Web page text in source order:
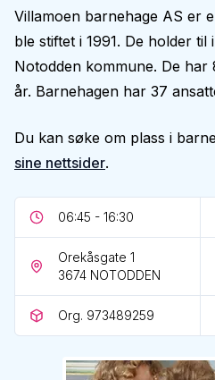
Villamoen barnehage AS er
ble stiftet i 1991. De holder til
Notodden kommune. De
år. Barnehagen har 37
Du kan søke om plass i
sine nettsider.
06:45 - 16:30
Orekåsgate 1
3674 NOTODDEN
Org. 973489259